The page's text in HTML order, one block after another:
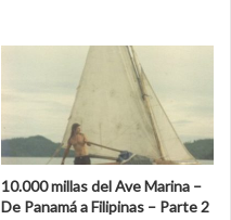
10.000 millas del Ave Marina –
De Panamá a Filipinas – Parte 2